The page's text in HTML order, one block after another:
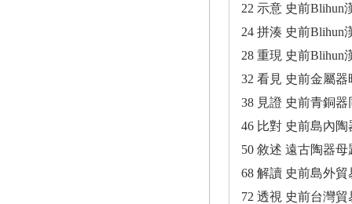
22 示意 史前Blihun
24 拼湊 史前Blihun
28 重現 史前Blihun
32 看見 史前金屬器
38 見證 史前青銅器
46 比對 史前島內陶
50 敘述 遠古陶器
68 解讀 史前島外貿
72 透視 史前台灣貿